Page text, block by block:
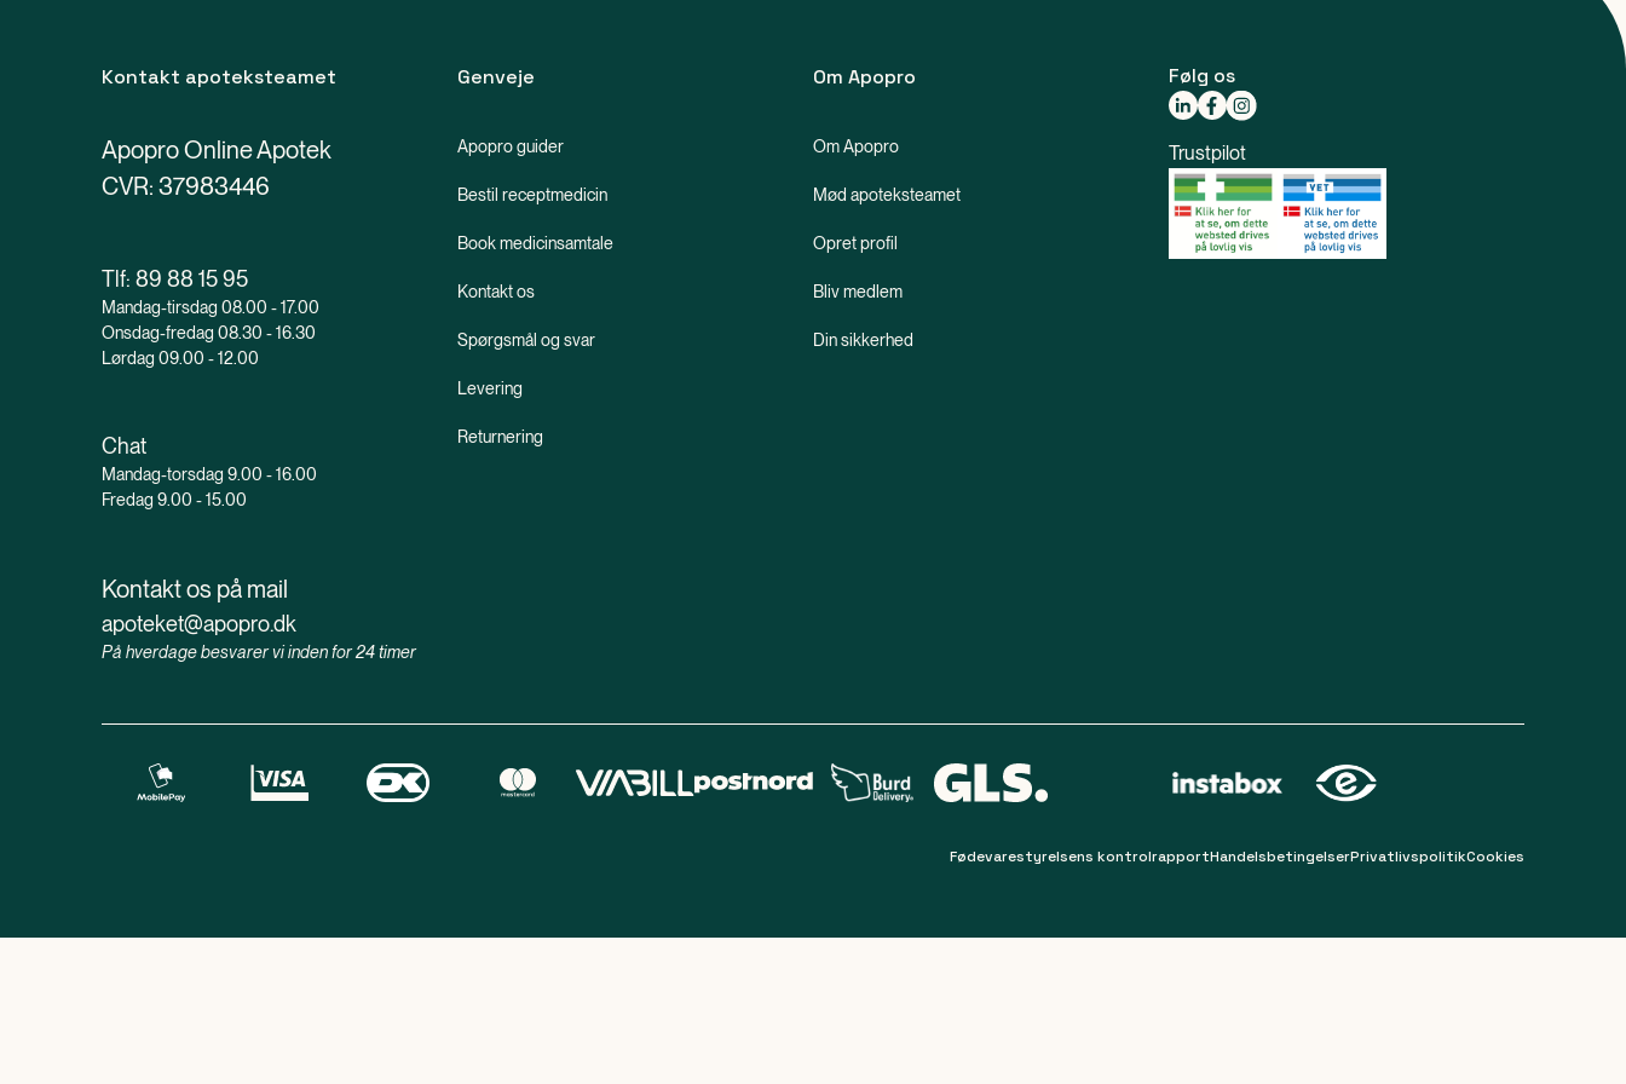
Kontakt apoteksteamet
Apopro Online Apotek
CVR: 37983446
Tlf: 89 88 15 95
Mandag-tirsdag 08.00 - 17.00
Onsdag-fredag 08.30 - 16.30
Lørdag 09.00 - 12.00
Chat
Mandag-torsdag 9.00 - 16.00
Fredag 9.00 - 15.00
Kontakt os på mail
apoteket@apopro.dk
På hverdage besvarer vi inden for 24 timer
Genveje
Apopro guider
Bestil receptmedicin
Book medicinsamtale
Kontakt os
Spørgsmål og svar
Levering
Returnering
Om Apopro
Om Apopro
Mød apoteksteamet
Opret profil
Bliv medlem
Din sikkerhed
Følg os
Trustpilot
Fødevarestyrelsens kontrolrapportHandelsbetingelserPrivatlivspolitikCookies